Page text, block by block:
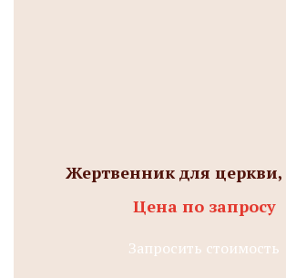
Жертвенник для церкви,
Цена по запросу
Запросить стоимость